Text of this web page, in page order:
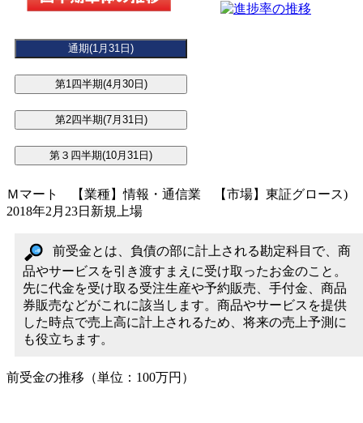
Ｍマート 【業種】情報・通信業 【市場】東証グロース)
2018年2月23日新規上場
前受金とは、負債の部に計上される勘定科目で、商
品やサービスを引き渡すまえに受け取ったお金のこと。
先に代金を受け取る受注生産や予約販売、手付金、商品
券販売などがこれに該当します。商品やサービスを提供
した時点で売上高に計上されるため、将来の売上予測に
も役立ちます。
前受金の推移（単位：100万円）